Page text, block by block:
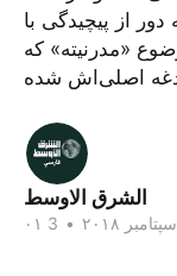
از پیچیدگی با
«مدرنیته» که
الشرق الاوسط
۰۱ سپتامبر ۲۰۱۸ •